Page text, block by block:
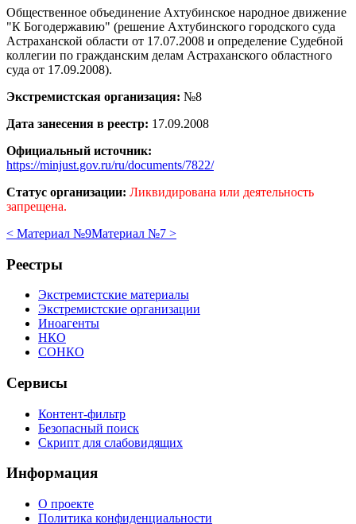
Общественное объединение Ахтубинское народное движение
"К Богодержавию" (решение Ахтубинского городского суда
Астраханской области от 17.07.2008 и определение Судебной
коллегии по гражданским делам Астраханского областного
суда от 17.09.2008).
Экстремистская организация: №8
Дата занесения в реестр: 17.09.2008
Официальный источник:
https://minjust.gov.ru/ru/documents/7822/
Статус организации: Ликвидирована или деятельность
запрещена.
< Материал №9Материал №7 >
Реестры
Экстремистские материалы
Экстремистские организации
Иноагенты
НКО
СОНКО
Сервисы
Контент-фильтр
Безопасный поиск
Скрипт для слабовидящих
Информация
О проекте
Политика конфиденциальности